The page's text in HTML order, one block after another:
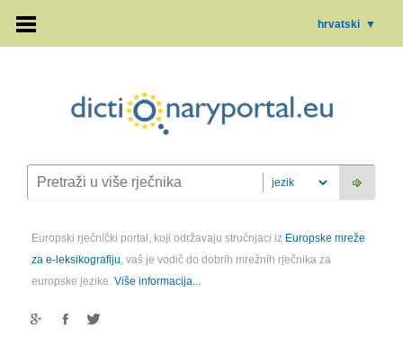
hrvatski ▼
Europski rječnički portal, koji održavaju stručnjaci iz Europske mreže
za e-leksikografiju, vaš je vodič do dobrih mrežnih rječnika za
europske jezike. Više informacija...